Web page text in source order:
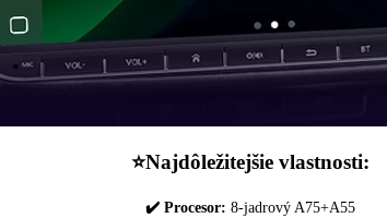
⭐️Najdôležitejšie vlastnosti:
✔️ Procesor: 8-jadrový A75+A55